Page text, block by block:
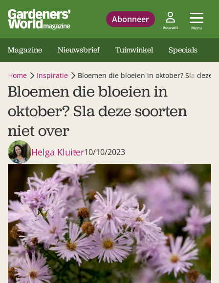
Abonneer
Account Menu
Magazine Nieuwsbrief Tuinwinkel Specials
Home Inspiratie Bloemen die bloeien in oktober? Sla deze
Bloemen die bloeien in
oktober? Sla deze soorten
niet over
Helga Kluiter10/10/2023